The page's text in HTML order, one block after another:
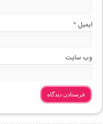
ایمیل*
وب‌ سایت